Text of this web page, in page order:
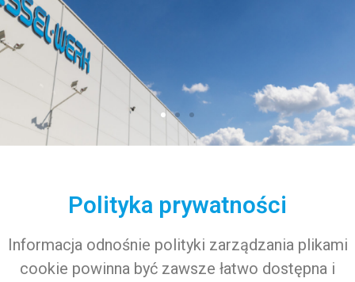
Polityka prywatności
Informacja odnośnie polityki zarządzania plikami
cookie powinna być zawsze łatwo dostępna i